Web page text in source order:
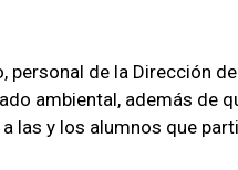
personal de la Dirección
ambiental, además de
las y los alumnos que